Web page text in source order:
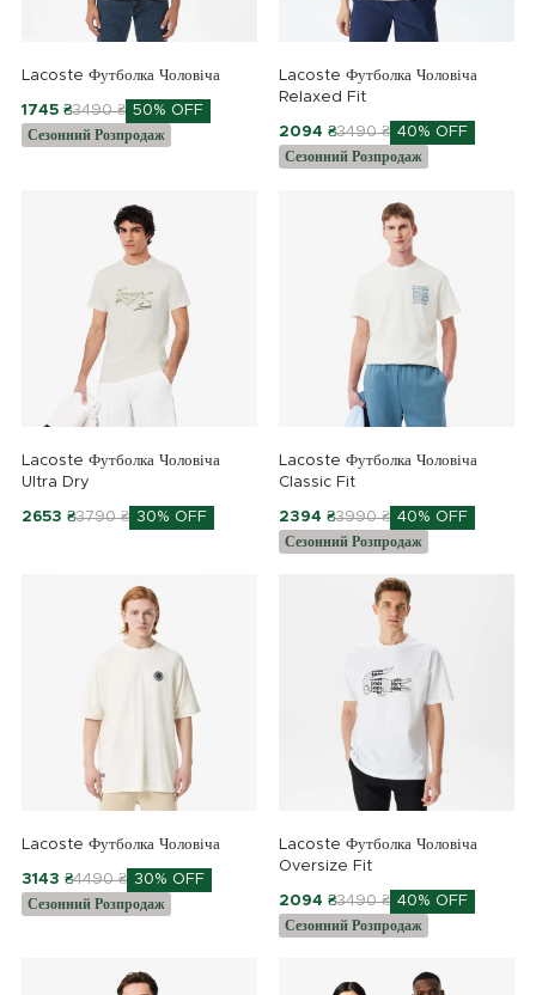
Lacoste Футболка Чоловіча
1745 ₴3490 ₴ 50% OFF
Сезонний Розпродаж
Lacoste Футболка Чоловіча
Relaxed Fit
2094 ₴3490 ₴ 40% OFF
Сезонний Розпродаж
Lacoste Футболка Чоловіча
Ultra Dry
2653 ₴3790 ₴ 30% OFF
Lacoste Футболка Чоловіча
Classic Fit
2394 ₴3990 ₴ 40% OFF
Сезонний Розпродаж
Lacoste Футболка Чоловіча
3143 ₴4490 ₴ 30% OFF
Сезонний Розпродаж
Lacoste Футболка Чоловіча
Oversize Fit
2094 ₴3490 ₴ 40% OFF
Сезонний Розпродаж